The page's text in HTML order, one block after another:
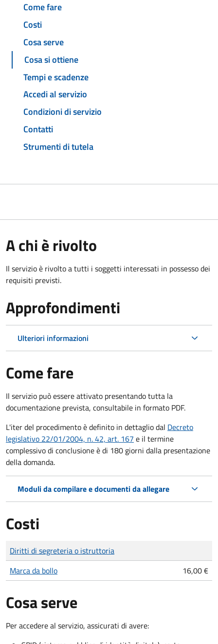
Come fare
Costi
Cosa serve
Cosa si ottiene
Tempi e scadenze
Accedi al servizio
Condizioni di servizio
Contatti
Strumenti di tutela
A chi è rivolto
Il servizio è rivolto a tutti i soggetti interessati in possesso dei
requisiti previsti.
Approfondimenti
Ulteriori informazioni
Come fare
Il servizio può essere attivato presentando tutta la
documentazione prevista, consultabile in formato PDF.
L'iter del procedimento è definito in dettaglio dal Decreto
legislativo 22/01/2004, n. 42, art. 167 e il termine
complessivo di conclusione è di 180 giorni dalla presentazione
della domanda.
Moduli da compilare e documenti da allegare
Costi
Tipo di pagamento
Importo
Diritti di segreteria o istruttoria
Marca da bollo
16,00 €
Cosa serve
Per accedere al servizio, assicurati di avere: